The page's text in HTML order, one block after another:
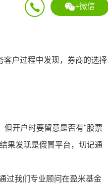
+微信
客户过程中发现，券商的选择
但开户时要留意是否有"股票
果发现是假冒平台，切记通
过我们专业顾问在盈米基金